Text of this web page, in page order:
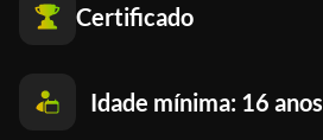
Certificado
Idade mínima: 16 anos